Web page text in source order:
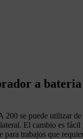
a bateria
se puede utilizar
El cambio es
para trabajos que